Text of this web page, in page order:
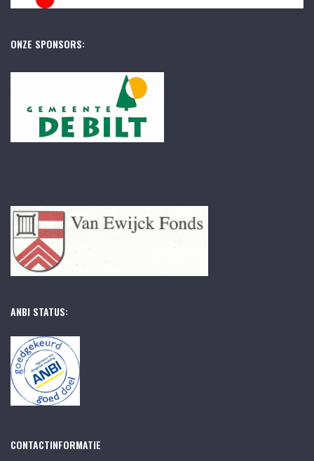
ONZE SPONSORS:
ANBI STATUS:
CONTACTINFORMATIE